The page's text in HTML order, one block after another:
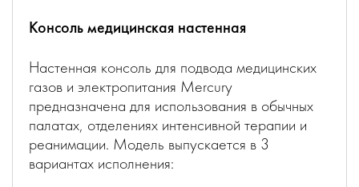
Консоль медицинская настенная
Настенная консоль для подвода медицинских
газов и электропитания Mercury
предназначена для использования в обычных
палатах, отделениях интенсивной терапии и
реанимации. Модель выпускается в 3
вариантах исполнения: